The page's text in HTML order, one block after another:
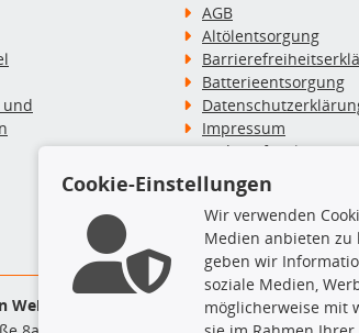
und
AGB
Altölentsorgung
Batterieentsorgung
Impressum
Widerrufsbelehrung
Widerruf des Vertrags
Zahlung & Versand
GmbH
Top Produkte
Beleuchtung
Bremsbeläge
Cookie-Einstellungen
Wir verwenden
Medien anbieten zu
geben wir
soziale Medien,
möglicherweise mit